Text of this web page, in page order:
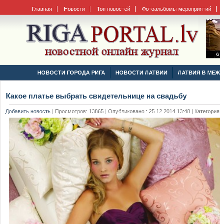
Главная Новости Топ новостей Фотоальбомы мероприятий
НОВОСТИ ГОРОДА РИГА НОВОСТИ ЛАТВИИ ЛАТВИЯ В
Какое платье выбрать свидетельнице на свадьбу
Добавить новость | Просмотров: 13865 | Опубликовано : 25.12.2014 13:48 |